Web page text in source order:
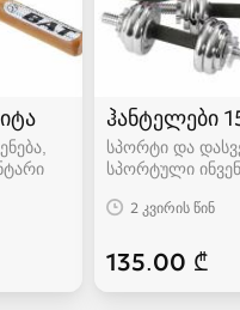
ჰანტელები
სპორტი და
სპორტული
2 კვირის წინ
135.00 ₾